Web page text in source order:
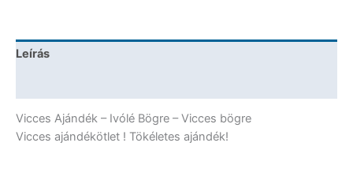
mennyiség
Leírás
Vicces Ajándék – Ivólé Bögre – Vicces bögre
Vicces ajándékötlet ! Tökéletes ajándék!